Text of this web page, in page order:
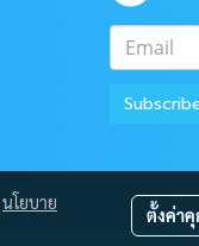
นโยบาย
ตั้งค่าคุ